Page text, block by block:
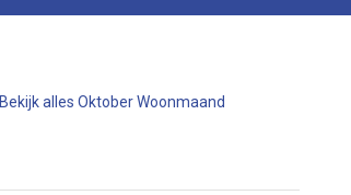
Bekijk alles Oktober Woonmaand